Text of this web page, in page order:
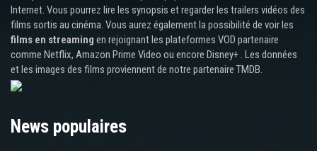
Internet. Vous pourrez lire les synopsis et regarder les trailers vidéos des
films sortis au cinéma. Vous aurez également la possibilité de voir les
films en streaming en rejoignant les plateformes VOD partenaire
comme Netflix, Amazon Prime Video ou encore Disney+ . Les données
et les images des films proviennent de notre partenaire TMDB.
News populaires